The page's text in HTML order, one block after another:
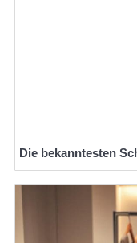
Die bekanntesten